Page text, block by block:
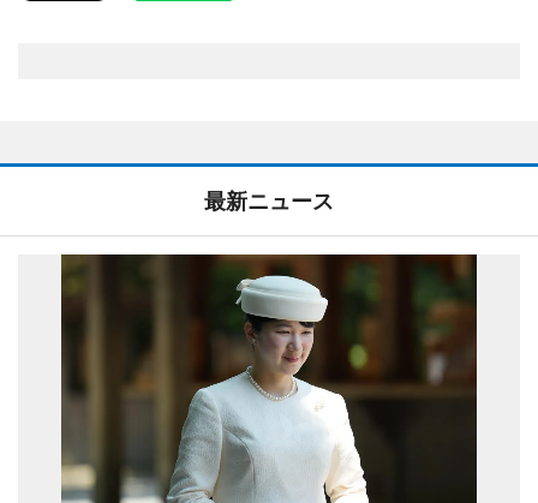
最新ニュース